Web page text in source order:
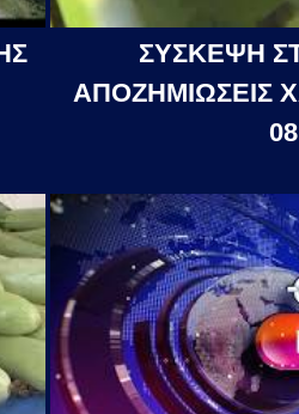
ΣΥΣΚΕΨΗ
ΑΠΟΖΗΜΙΩΣΕΙΣ